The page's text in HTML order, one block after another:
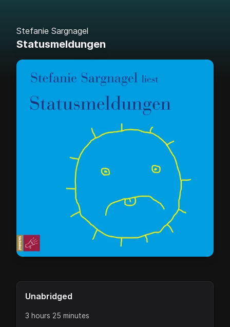
Stefanie Sargnagel
Statusmeldungen
Unabridged
3 hours 25 minutes